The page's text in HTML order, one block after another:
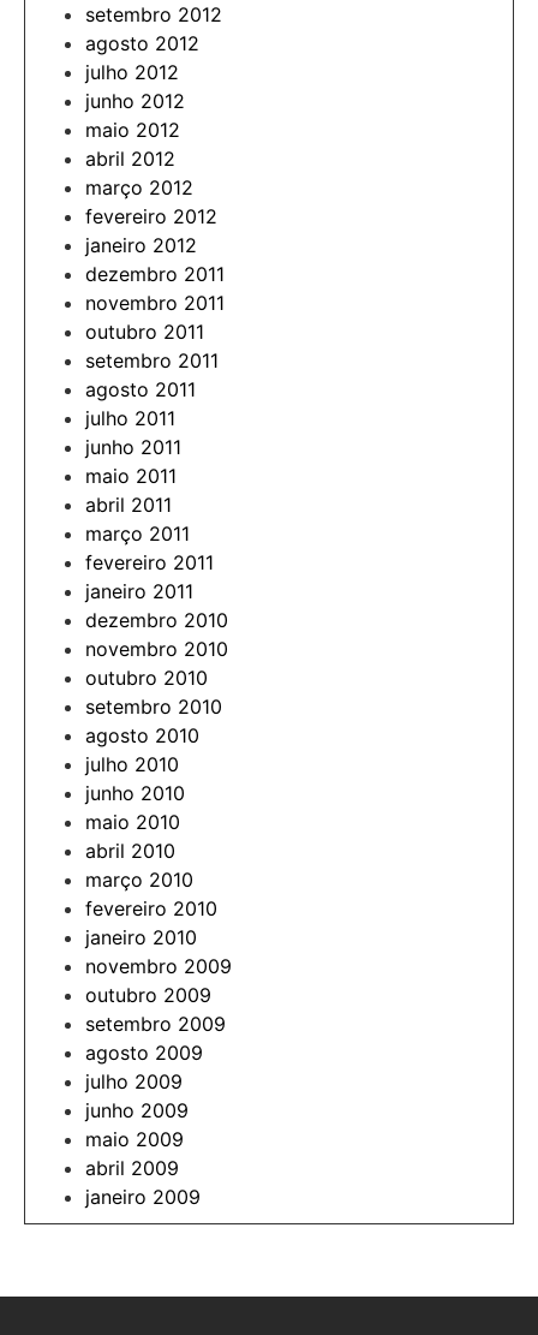
setembro 2012
agosto 2012
julho 2012
junho 2012
maio 2012
abril 2012
março 2012
fevereiro 2012
janeiro 2012
dezembro 2011
novembro 2011
outubro 2011
setembro 2011
agosto 2011
julho 2011
junho 2011
maio 2011
abril 2011
março 2011
fevereiro 2011
janeiro 2011
dezembro 2010
novembro 2010
outubro 2010
setembro 2010
agosto 2010
julho 2010
junho 2010
maio 2010
abril 2010
março 2010
fevereiro 2010
janeiro 2010
novembro 2009
outubro 2009
setembro 2009
agosto 2009
julho 2009
junho 2009
maio 2009
abril 2009
janeiro 2009